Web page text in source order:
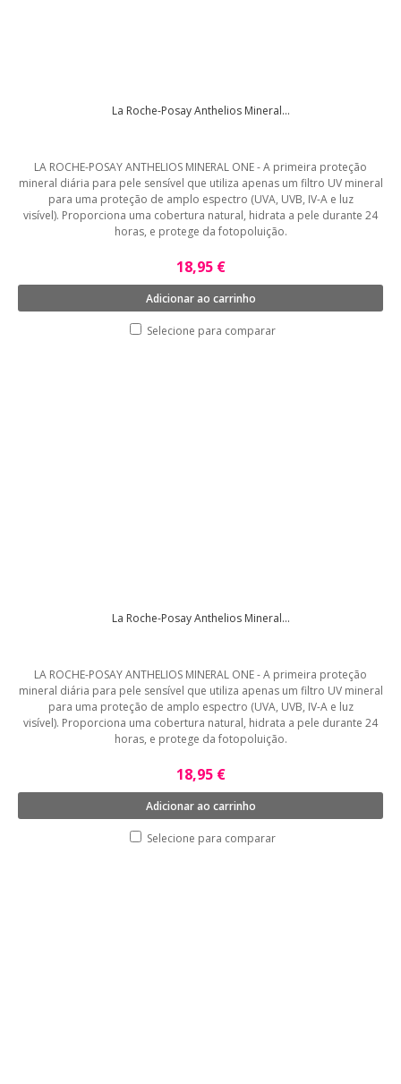
La Roche-Posay Anthelios Mineral...
LA ROCHE-POSAY ANTHELIOS MINERAL ONE - A primeira proteção
mineral diária para pele sensível que utiliza apenas um filtro UV mineral
para uma proteção de amplo espectro (UVA, UVB, IV-A e luz
visível). Proporciona uma cobertura natural, hidrata a pele durante 24
horas, e protege da fotopoluição.
18,95 €
Adicionar ao carrinho
Selecione para comparar
La Roche-Posay Anthelios Mineral...
LA ROCHE-POSAY ANTHELIOS MINERAL ONE - A primeira proteção
mineral diária para pele sensível que utiliza apenas um filtro UV mineral
para uma proteção de amplo espectro (UVA, UVB, IV-A e luz
visível). Proporciona uma cobertura natural, hidrata a pele durante 24
horas, e protege da fotopoluição.
18,95 €
Adicionar ao carrinho
Selecione para comparar